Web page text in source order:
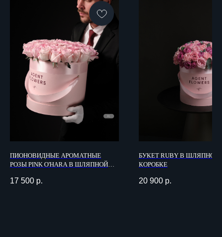
ПИОНОВИДНЫЕ АРОМАТНЫЕ
РОЗЫ PINK O'HARA В ШЛЯПНОЙ
17 500 р.
БУКЕТ RUBY В ШЛЯПНОЙ
КОРОБКЕ
20 900 р.
ИП Данилова Яна Александровна
ИНН: 381020838352
Уход за цветами
О компании
Каталог
Прием заказов:
09:00 - 23:00
Доставка
и вручение 24/7*